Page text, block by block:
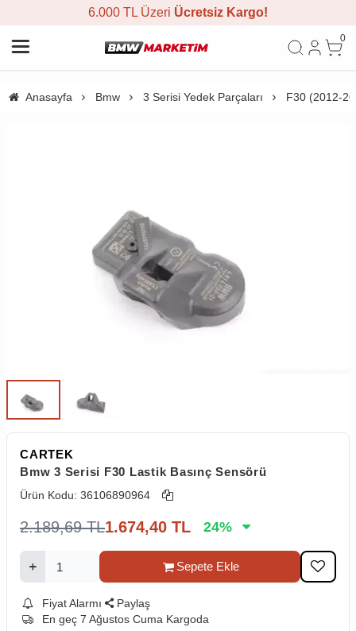
6.000 TL Üzeri Ücretsiz Kargo!
0
Anasayfa Bmw 3 Serisi Yedek Parçaları F30 (2012-
CARTEK
Bmw 3 Serisi F30 Lastik Basınç Sensörü
Ürün Kodu: 36106890964
2.189,69 TL1.674,40 TL 24%
Sepete Ekle
Fiyat Alarmı
Paylaş
En geç 7 Ağustos Cuma Kargoda